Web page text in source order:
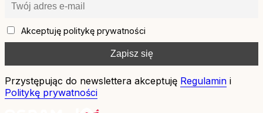
Akceptuję politykę prywatności
Przystępując do newslettera akceptuję Regulamin i
Politykę prywatności